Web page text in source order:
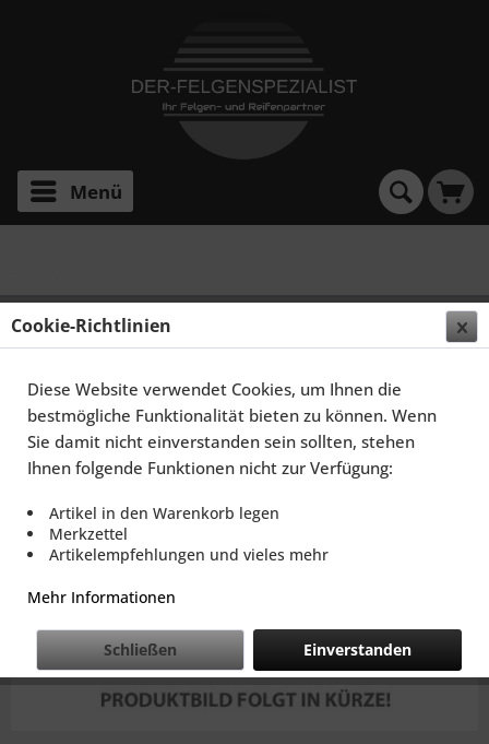
Menü
SCHMIDT FELGEN 19 ZOLL RACELITE FÜR BMW 6ER
E63, GLOSSBLACK
Cookie-Richtlinien
Diese Website verwendet Cookies, um Ihnen die
bestmögliche Funktionalität bieten zu können. Wenn
Sie damit nicht einverstanden sein sollten, stehen
Ihnen folgende Funktionen nicht zur Verfügung:
Artikel in den Warenkorb legen
Merkzettel
Artikelempfehlungen und vieles mehr
Mehr Informationen
Einverstanden
Schließen